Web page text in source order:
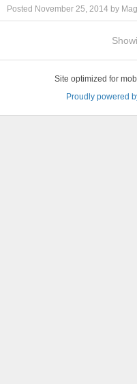
Posted November 25, 2014 by
Site optimized for
Proudly powered